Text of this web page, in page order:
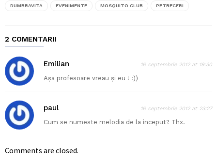
DUMBRAVITA EVENIMENTE MOSQUITO CLUB PETRECERI
2 COMENTARII
Emilian 16 septembrie 2012 at 19:30
Așa profesoare vreau și eu ! :))
paul 16 septembrie 2012 at 23:27
Cum se numeste melodia de la inceput? Thx.
Comments are closed.